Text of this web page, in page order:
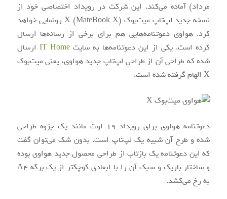
مرداد) آماده می‌کند. این شرکت در رویداد اختصاصی خود از
نسخه جدید لپ‌تاپ میت‌بوک X (MateBook X) رونمایی خواهد
کرد. هواوی دعوتنامه‌هایی هم برای برخی از رسانه‌ها ارسال
کرده است. یکی از این دعوتنامه‌ها به سایتIT Home ارسال
شده که طراحی آن از طراحی لپ‌تاپ جدید هواوی، یعنی میت‌بوک
X الهام گرفته شده است.
دعوتنامه هواوی برای رویداد 19 اوت مانند یک جزوه طراحی
شده و طرح آن شبیه یک لپ‌تاپ است. بدون شک می‌توان گفت
که این دعوتنامه یک بازتاب از طراحی محصول جدید هواوی بوده
و ساختار باریک و سبک آن را با ابعادی کوچکتر از یک برگه A4
به رخ می‌‌کشد.